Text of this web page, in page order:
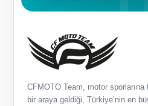
CFMOTO Team, motor
bir araya geldiği, Türkiye’nin en